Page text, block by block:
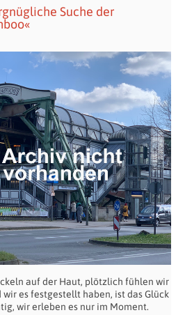
Suche der
auf der Haut, plötzlich fühlen wir
es festgestellt haben, ist das Glück
wir erleben es nur im Moment.